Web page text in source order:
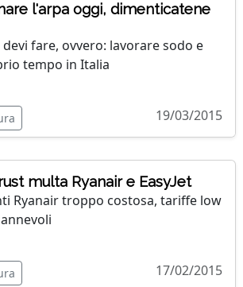
l'arpa oggi, dimenticatene
fare, ovvero: lavorare sodo e
tempo in Italia
19/03/2015
multa Ryanair e EasyJet
Ryanair troppo costosa, tariffe low
17/02/2015